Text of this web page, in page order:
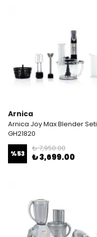
Arnica
Arnica Joy Max Blender Seti
GH21820
%53
₺ 7,950.00
₺ 3,699.00